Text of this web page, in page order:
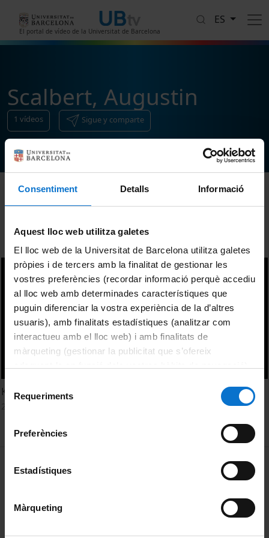
Consentiment Detalls Informació
Aquest lloc web utilitza galetes
El lloc web de la Universitat de Barcelona utilitza galetes
pròpies i de tercers amb la finalitat de gestionar les
vostres preferències (recordar informació perquè accediu
al lloc web amb determinades característiques que
puguin diferenciar la vostra experiència de la d’altres
usuaris), amb finalitats estadístiques (analitzar com
interactueu amb el lloc web) i amb finalitats de
màrqueting (gestionar la publicitat que s’ofereix
consultar laPolítica de galetes del lloc web de la
Requeriments
Preferències
Estadístiques
Màrqueting
El portal de vídeo de la Universitat de Barcelona
ES
Scalbert, Augustin
1 vídeos Sigue y comparte
Ordenar
Keynotes - Thursday. ICPH 2011
MENÚ PEU 1
Política de Cookies
Privacidad y términos